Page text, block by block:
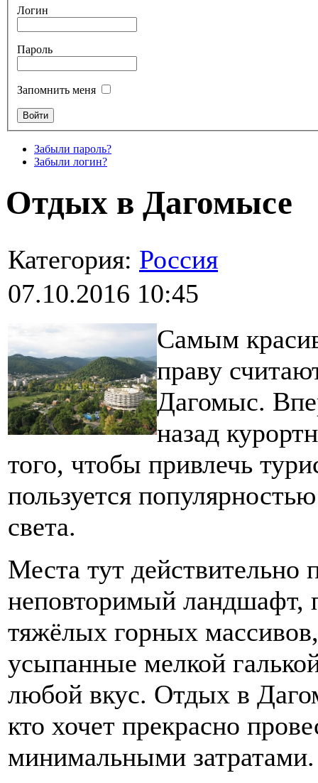
Логин
Пароль
Запомнить меня
Забыли пароль?
Забыли логин?
Отдых в Дагомысе
Категория: Россия
07.10.2016 10:45
Самым
праву
Дагомыс.
назад
того, чтобы привлечь
пользуется
света.
Места тут
неповторимый ландшафт,
тяжёлых горных
усыпанные мелкой
любой вкус. Отдых в
кто хочет прекрасно
минимальными затратами.